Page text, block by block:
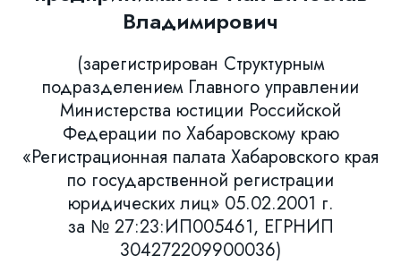
Владимирович
(зарегистрирован Структурным
подразделением Главного управлении
Министерства юстиции Российской
Федерации по Хабаровскому краю
«Регистрационная палата Хабаровского края
по государственной регистрации
юридических лиц» 05.02.2001 г.
за № 27:23:ИП005461, ЕГРНИП
304272209900036)